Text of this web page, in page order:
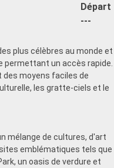
Départ
---
plus célèbres au monde et
permettant un accès rapide.
des moyens faciles de
les gratte-ciels et le
mélange de cultures, d'art
emblématiques tels que
un oasis de verdure et